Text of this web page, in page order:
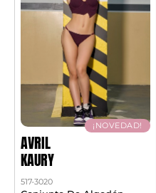
¡NOVEDAD!
AVRIL
KAURY
517-3020